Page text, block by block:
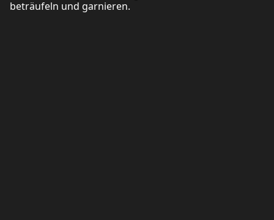
beträufeln und garnieren.